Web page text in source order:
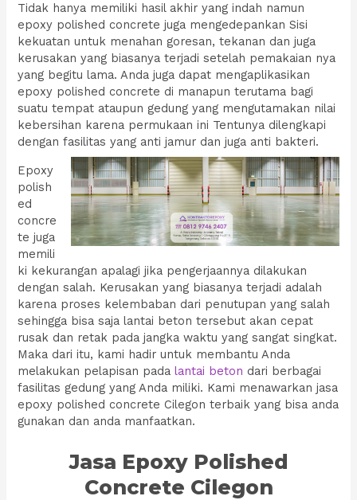
Tidak hanya memiliki hasil akhir yang indah namun
epoxy polished concrete juga mengedepankan Sisi
kekuatan untuk menahan goresan, tekanan dan juga
kerusakan yang biasanya terjadi setelah pemakaian nya
yang begitu lama. Anda juga dapat mengaplikasikan
epoxy polished concrete di manapun terutama bagi
suatu tempat ataupun gedung yang mengutamakan nilai
kebersihan karena permukaan ini Tentunya dilengkapi
dengan fasilitas yang anti jamur dan juga anti bakteri.
Epoxy
polish
ed
concre
te juga
memili
ki kekurangan apalagi jika pengerjaannya dilakukan
dengan salah. Kerusakan yang biasanya terjadi adalah
karena proses kelembaban dari penutupan yang salah
sehingga bisa saja lantai beton tersebut akan cepat
rusak dan retak pada jangka waktu yang sangat singkat.
Maka dari itu, kami hadir untuk membantu Anda
melakukan pelapisan padalantai beton dari berbagai
fasilitas gedung yang Anda miliki. Kami menawarkan jasa
epoxy polished concrete Cilegon terbaik yang bisa anda
gunakan dan anda manfaatkan.
Jasa Epoxy Polished
Concrete Cilegon